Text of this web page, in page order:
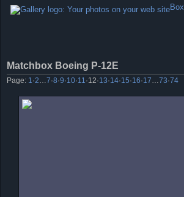
Matchbox Boeing P-12E
Page: 1 ·2 7·8·9·10·11 ·12·13·14·15·16·17 73·74